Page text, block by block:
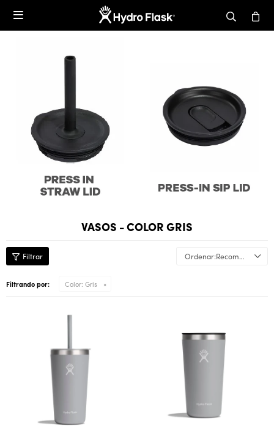

VASOS - COLOR GRIS
Recomendados
Filtrando por: Color: Gris